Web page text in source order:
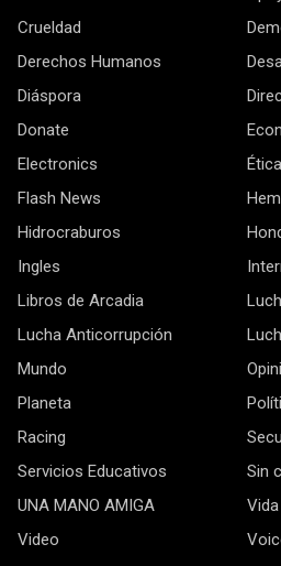
Crueldad
Derechos Humanos
Diáspora
Donate
Electronics
Flash News
Hidrocraburos
Ingles
Libros de Arcadia
Lucha Anticorrupción
Mundo
Planeta
Racing
Servicios Educativos
Sin
UNA MANO AMIGA
Video